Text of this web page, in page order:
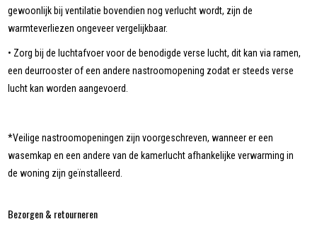
gewoonlijk bij ventilatie bovendien nog verlucht wordt, zijn de
warmteverliezen ongeveer vergelijkbaar.
• Zorg bij de luchtafvoer voor de benodigde verse lucht, dit kan via ramen,
een deurrooster of een andere nastroomopening zodat er steeds verse
lucht kan worden aangevoerd.
*Veilige nastroomopeningen zijn voorgeschreven, wanneer er een
wasemkap en een andere van de kamerlucht afhankelijke verwarming in
de woning zijn geïnstalleerd.
Bezorgen & retourneren